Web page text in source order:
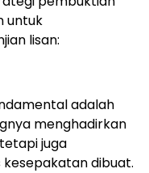
untuk
lisan:
adalah
menghadirkan
juga
dibuat.